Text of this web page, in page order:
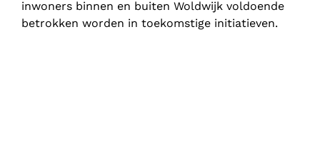
inwoners binnen en buiten Woldwijk voldoende
betrokken worden in toekomstige initiatieven.